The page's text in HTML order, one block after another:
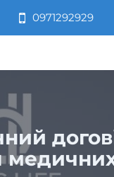
0971292929